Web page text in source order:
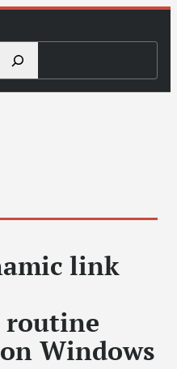
link
Windows